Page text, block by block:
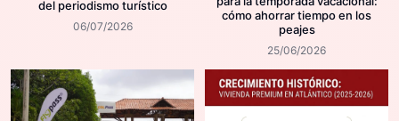
del periodismo turístico
06/07/2026
cómo ahorrar tiempo en los
peajes
25/06/2026